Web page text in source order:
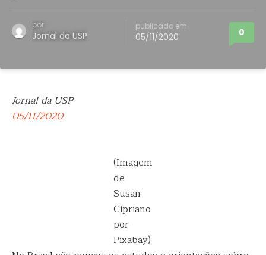
por
Jornal da USP
publicado em
05/11/2020 0
Jornal da USP
05/11/2020
(Imagem
de
Susan
Cipriano
por
Pixabay)